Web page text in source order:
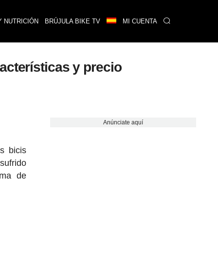
NUTRICIÓN BRÚJULA BIKE TV MI CUENTA
y precio
bicis
de
Anúnciate aquí